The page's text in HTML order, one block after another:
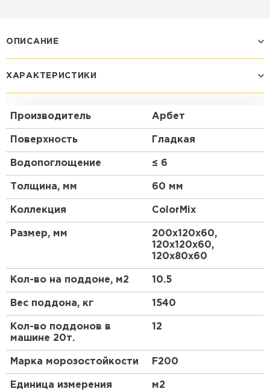
ОПИСАНИЕ
ХАРАКТЕРИСТИКИ
Производитель Арбет
Поверхность Гладкая
Водопоглощение ≤ 6
Толщина, мм 60 мм
Коллекция ColorMix
Размер, мм
200х120х60,
120х120х60,
120х80х60
Кол-во на поддоне, м2 10.5
Вес поддона, кг 1540
Кол-во поддонов в
машине 20т.
12
Марка морозостойкости F200
Единица измерения м2